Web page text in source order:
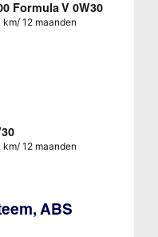
Formula V 0W30
12 maanden
12 maanden
ABS